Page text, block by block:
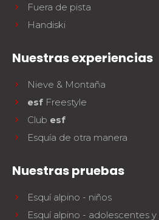
Fuera de pista
Handiski
Nuestras experiencias
Nieve & Montaña
esf Freestyle
Club esf
Esquía de otra manera
Nuestras pruebas
Esquí alpino - niños
Esquí alpino - adolescentes